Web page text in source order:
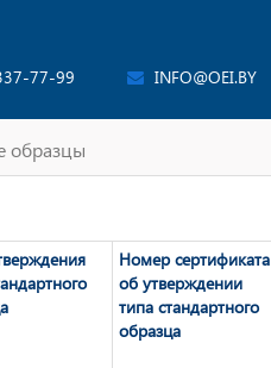
77-99 INFO@OEI.BY
образцы
Номер сертификата
об утверждении
типа стандартного
образца